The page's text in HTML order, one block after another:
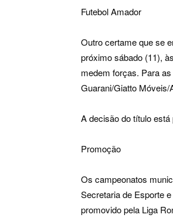
Futebol Amador
Outro certame que se
próximo sábado (11),
medem forças. Para
Guarani/Giatto
A decisão do título
Promoção
Os campeonatos
Secretaria de Esporte
promovido pela Liga